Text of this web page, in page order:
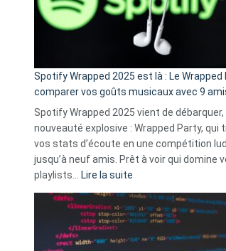
n’ai
pas
de
cash
»
Solly
change
la
vie
sans-
abri
en
3
Spotify Wrapped 2025 est là : Le Wrapped
comparer vos goûts musicaux avec 9
Spotify Wrapped 2025 vient de débarquer,
nouveauté explosive : Wrapped Party, qui
vos stats d’écoute en une compétition
jusqu’à neuf amis. Prêt à voir qui domine
playlists…
Lire la suite
Wrapped
2025
est